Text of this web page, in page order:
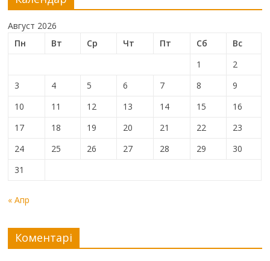
Август 2026
Пн
Вт Ср Чт Пт Сб
Вс
1
2
3
4 5 6 7 8
9
10
11 12 13 14 15
16
17
18 19 20 21 22
23
24
25 26 27 28 29
30
31
« Апр
Коментарі